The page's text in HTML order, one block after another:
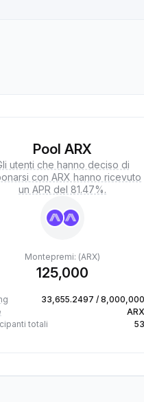
Pool ARX
utenti che hanno deciso di
con ARX hanno ricevuto
un APR del 81.47%.
Montepremi: (ARX)
125,000
33,655.2497 / 8,000,000
ARX
totali
53